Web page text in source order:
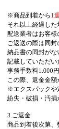
から 1
はお受付で
都合のよ
書に、ご返
合は、ご
情報に間違
差し引いた
円以下の場
など補償の
があっ
社にて状態